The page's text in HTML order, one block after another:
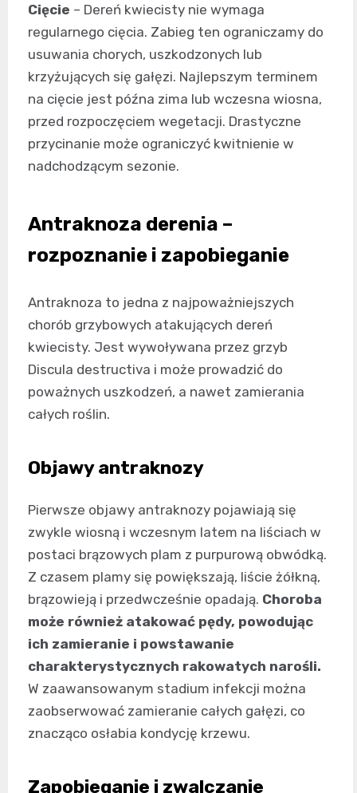
Cięcie – Dereń kwiecisty nie wymaga
regularnego cięcia. Zabieg ten ograniczamy do
usuwania chorych, uszkodzonych lub
krzyżujących się gałęzi. Najlepszym terminem
na cięcie jest późna zima lub wczesna wiosna,
przed rozpoczęciem wegetacji. Drastyczne
przycinanie może ograniczyć kwitnienie w
nadchodzącym sezonie.
Antraknoza derenia –
rozpoznanie i zapobieganie
Antraknoza to jedna z najpoważniejszych
chorób grzybowych atakujących dereń
kwiecisty. Jest wywoływana przez grzyb
Discula destructiva i może prowadzić do
poważnych uszkodzeń, a nawet zamierania
całych roślin.
Objawy antraknozy
Pierwsze objawy antraknozy pojawiają się
zwykle wiosną i wczesnym latem na liściach w
postaci brązowych plam z purpurową obwódką.
Z czasem plamy się powiększają, liście żółkną,
brązowieją i przedwcześnie opadają. Choroba
może również atakować pędy, powodując
ich zamieranie i powstawanie
charakterystycznych rakowatych narośli.
W zaawansowanym stadium infekcji można
zaobserwować zamieranie całych gałęzi, co
znacząco osłabia kondycję krzewu.
Zapobieganie i zwalczanie